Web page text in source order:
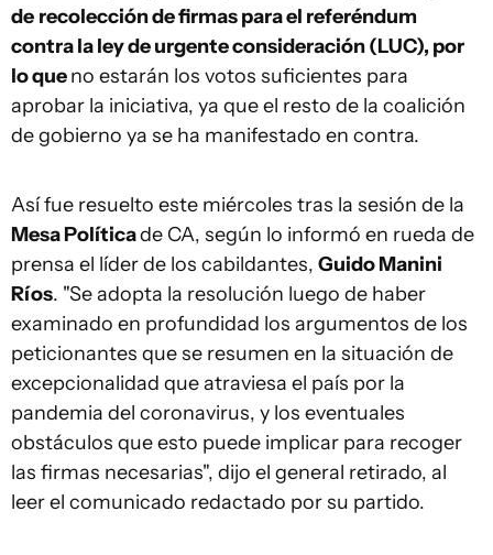
de recolección de firmas para el referéndum
contra la ley de urgente consideración (LUC), por
lo queno estarán los votos suficientes para
aprobar la iniciativa, ya que el resto de la coalición
de gobierno ya se ha manifestado en contra.
Así fue resuelto este miércoles tras la sesión de la
Mesa Políticade CA, según lo informó en rueda de
prensa el líder de los cabildantes, Guido Manini
Ríos. "Se adopta la resolución luego de haber
examinado en profundidad los argumentos de los
peticionantes que se resumen en la situación de
excepcionalidad que atraviesa el país por la
pandemia del coronavirus, y los eventuales
obstáculos que esto puede implicar para recoger
las firmas necesarias", dijo el general retirado, al
leer el comunicado redactado por su partido.